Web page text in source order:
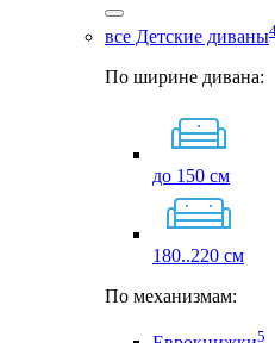
все Детские диваны
По ширине дивана:
до 150 см
180..220 см
По механизмам:
5